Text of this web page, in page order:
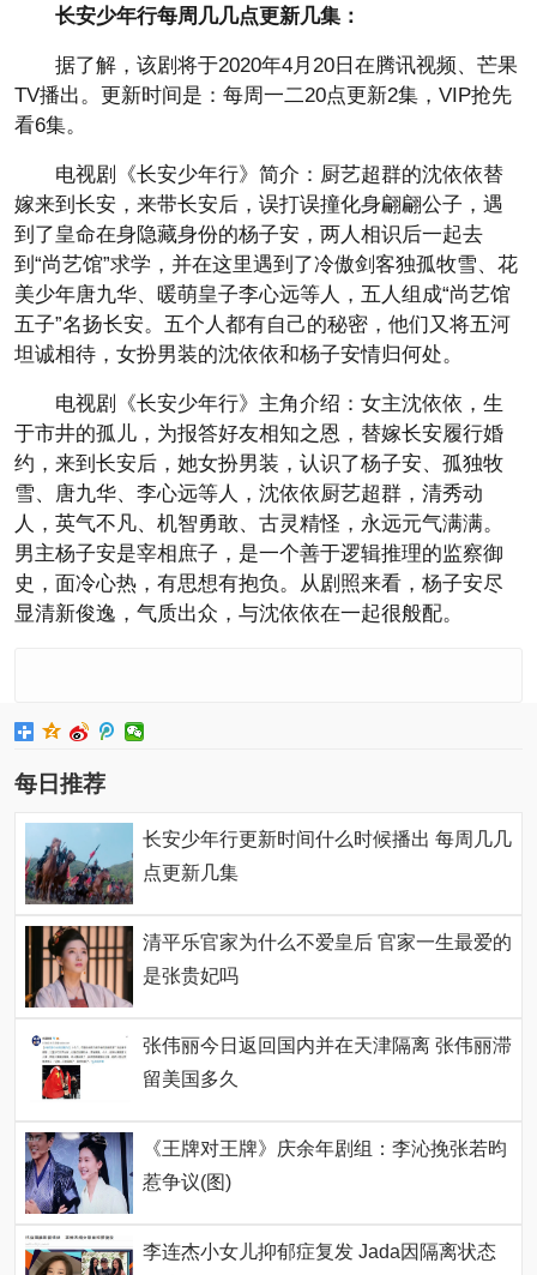
长安少年行每周几几点更新几集：
据了解，该剧将于2020年4月20日在腾讯视频、芒果
TV播出。更新时间是：每周一二20点更新2集，VIP抢先
看6集。
电视剧《长安少年行》简介：厨艺超群的沈依依替
嫁来到长安，来带长安后，误打误撞化身翩翩公子，遇
到了皇命在身隐藏身份的杨子安，两人相识后一起去
到“尚艺馆”求学，并在这里遇到了冷傲剑客独孤牧雪、花
美少年唐九华、暖萌皇子李心远等人，五人组成“尚艺馆
五子”名扬长安。五个人都有自己的秘密，他们又将五河
坦诚相待，女扮男装的沈依依和杨子安情归何处。
电视剧《长安少年行》主角介绍：女主沈依依，生
于市井的孤儿，为报答好友相知之恩，替嫁长安履行婚
约，来到长安后，她女扮男装，认识了杨子安、孤独牧
雪、唐九华、李心远等人，沈依依厨艺超群，清秀动
人，英气不凡、机智勇敢、古灵精怪，永远元气满满。
男主杨子安是宰相庶子，是一个善于逻辑推理的监察御
史，面冷心热，有思想有抱负。从剧照来看，杨子安尽
显清新俊逸，气质出众，与沈依依在一起很般配。
每日推荐
长安少年行更新时间什么时候播出 每周几几
点更新几集
清平乐官家为什么不爱皇后 官家一生最爱的
是张贵妃吗
张伟丽今日返回国内并在天津隔离 张伟丽滞
留美国多久
《王牌对王牌》庆余年剧组：李沁挽张若昀
惹争议(图)
李连杰小女儿抑郁症复发 Jada因隔离状态